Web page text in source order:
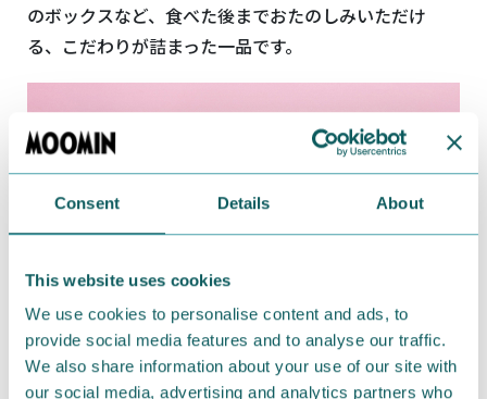
Consent Details About
This website uses cookies
We use cookies to personalise content and ads, to
provide social media features and to analyse our traffic.
We also share information about your use of our site with
our social media, advertising and analytics partners who
のボックスなど、食べた後までおたのしみいただけ
る、こだわりが詰まった一品です。